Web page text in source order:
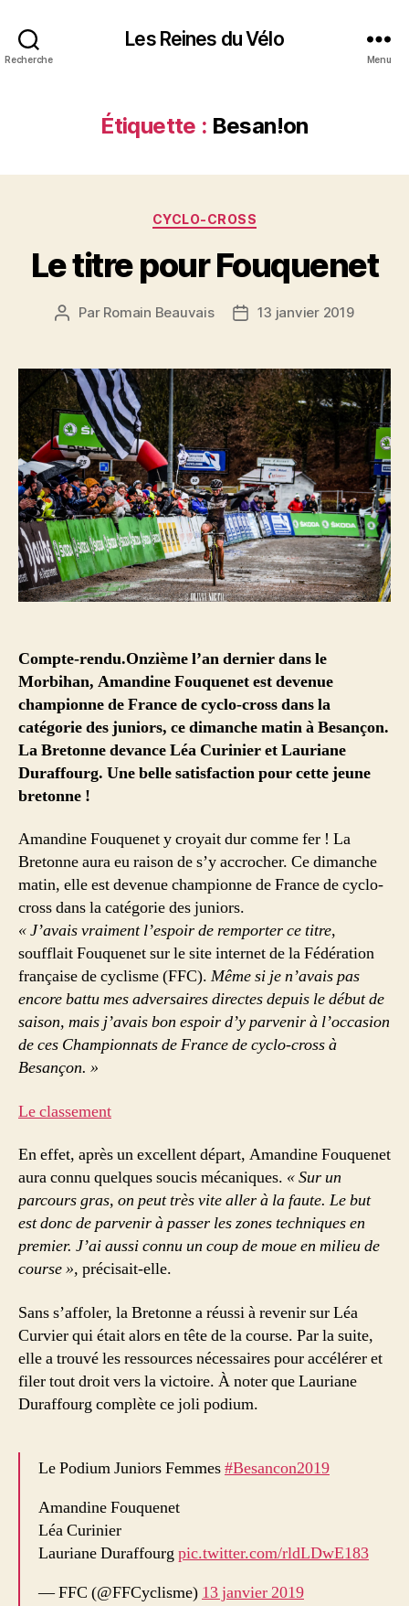
Recherche
Les Reines du Vélo
Menu
Étiquette : Besan!on
Catégories
CYCLO-CROSS
Le titre pour Fouquenet
Auteur
Par Romain Beauvais
Date13 janvier 2019
Compte-rendu.Onzième l’an dernier dans le
Morbihan, Amandine Fouquenet est devenue
championne de France de cyclo-cross dans la
catégorie des juniors, ce dimanche matin à Besançon.
La Bretonne devance Léa Curinier et Lauriane
Duraffourg. Une belle satisfaction pour cette jeune
bretonne !
Amandine Fouquenet y croyait dur comme fer ! La
Bretonne aura eu raison de s’y accrocher. Ce dimanche
matin, elle est devenue championne de France de cyclo-
cross dans la catégorie des juniors.
« J’avais vraiment l’espoir de remporter ce titre,
soufflait Fouquenet sur le site internet de la Fédération
française de cyclisme (FFC). Même si je n’avais pas
encore battu mes adversaires directes depuis le début de
saison, mais j’avais bon espoir d’y parvenir à l’occasion
de ces Championnats de France de cyclo-cross à
Besançon. »
Le classement
En effet, après un excellent départ, Amandine Fouquenet
aura connu quelques soucis mécaniques. « Sur un
parcours gras, on peut très vite aller à la faute. Le but
est donc de parvenir à passer les zones techniques en
premier. J’ai aussi connu un coup de moue en milieu de
course », précisait-elle.
Sans s’affoler, la Bretonne a réussi à revenir sur Léa
Curvier qui était alors en tête de la course. Par la suite,
elle a trouvé les ressources nécessaires pour accélérer et
filer tout droit vers la victoire. À noter que Lauriane
Duraffourg complète ce joli podium.
Le Podium Juniors Femmes#Besancon2019
Amandine Fouquenet
Léa Curinier
Lauriane Duraffourg pic.twitter.com/rldLDwE183
— FFC (@FFCyclisme) 13 janvier 2019